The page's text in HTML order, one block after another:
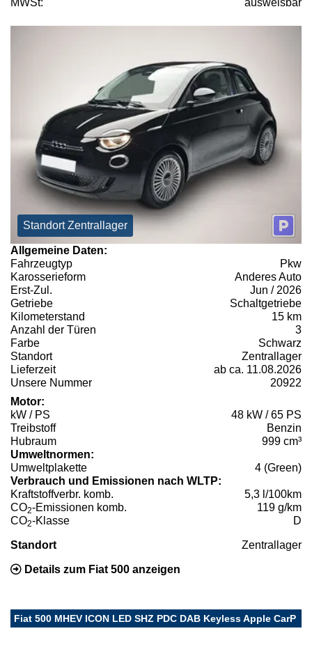
Standort Zentrallager
Allgemeine Daten:
Fahrzeugtyp
Pkw
Karosserieform
Anderes Auto
Erst-Zul.
Jun / 2026
Getriebe
Schaltgetriebe
Kilometerstand
15 km
Anzahl der Türen
3
Farbe
Schwarz
Standort
Zentrallager
Lieferzeit
ab ca. 11.08.2026
Unsere Nummer
20922
Motor:
kW / PS
48 kW / 65 PS
Treibstoff
Benzin
Hubraum
999 cm³
Umweltnormen:
Umweltplakette
4 (Green)
Verbrauch und Emissionen nach WLTP:
Kraftstoffverbr. komb.
5,3 l/100km
CO2-Emissionen komb.
119 g/km
CO2-Klasse D
Standort Zentrallager
Details zum Fiat 500 anzeigen
Fiat 500 MHEV ICON LED SHZ PDC DAB Keyless Apple CarP